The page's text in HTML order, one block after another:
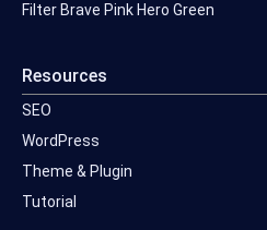
Filter Brave Pink Hero Green
Resources
SEO
WordPress
Theme & Plugin
Tutorial